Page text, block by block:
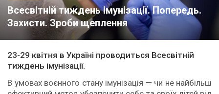
Всесвітній тиждень імунізації. Попередь.
Захисти. Зроби щеплення
23-29 квітня в Україні проводиться Всесвітній
тиждень імунізації.
В умовах воєнного стану імунізація — чи не найбільш